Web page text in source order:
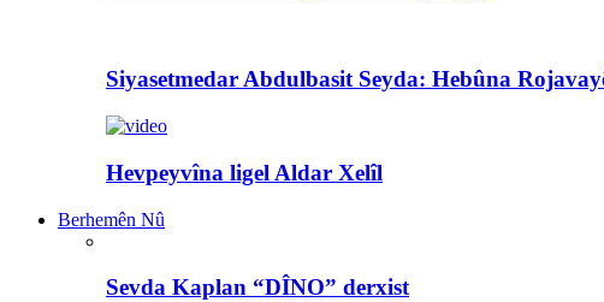
Siyasetmedar Abdulbasit Seyda: Hebûna
Hevpeyvîna ligel Aldar Xelîl
Berhemên Nû
Sevda Kaplan “DÎNO” derxist